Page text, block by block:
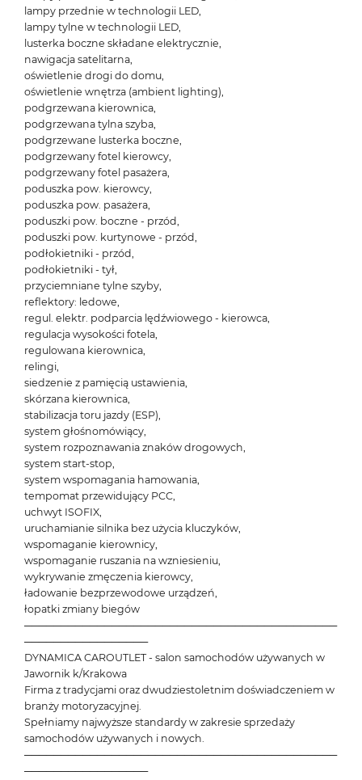
lampy przednie w technologii LED,
lampy tylne w technologii LED,
lusterka boczne składane elektrycznie,
nawigacja satelitarna,
oświetlenie drogi do domu,
oświetlenie wnętrza (ambient lighting),
podgrzewana kierownica,
podgrzewana tylna szyba,
podgrzewane lusterka boczne,
podgrzewany fotel kierowcy,
podgrzewany fotel pasażera,
poduszka pow. kierowcy,
poduszka pow. pasażera,
poduszki pow. boczne - przód,
poduszki pow. kurtynowe - przód,
podłokietniki - przód,
podłokietniki - tył,
przyciemniane tylne szyby,
reflektory: ledowe,
regul. elektr. podparcia lędźwiowego - kierowca,
regulacja wysokości fotela,
regulowana kierownica,
relingi,
siedzenie z pamięcią ustawienia,
skórzana kierownica,
stabilizacja toru jazdy (ESP),
system głośnomówiący,
system rozpoznawania znaków drogowych,
system start-stop,
system wspomagania hamowania,
tempomat przewidujący PCC,
uchwyt ISOFIX,
uruchamianie silnika bez użycia kluczyków,
wspomaganie kierownicy,
wspomaganie ruszania na wzniesieniu,
wykrywanie zmęczenia kierowcy,
ładowanie bezprzewodowe urządzeń,
łopatki zmiany biegów
───────────────────────────────────────────
─────────────────
DYNAMICA CAROUTLET - salon samochodów używanych w
Jawornik k/Krakowa
Firma z tradycjami oraz dwudziestoletnim doświadczeniem w
branży motoryzacyjnej.
Spełniamy najwyższe standardy w zakresie sprzedaży
samochodów używanych i nowych.
───────────────────────────────────────────
─────────────────